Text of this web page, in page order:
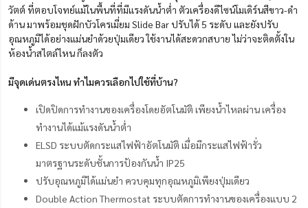
วัตต์ ที่ตอบโจทย์แม้ในพื้นที่ที่มีแรงดันน้ำต่ำ ตัวเครื่องดีไซน์โมเดิร์นสีขาว-ดำ
ด้าน มาพร้อมชุดฝักบัวโครเมี่ยม Slide Bar ปรับได้ 5 ระดับ และยังปรับ
อุณหภูมิได้อย่างแม่นยำด้วยปุ่มเดียว ใช้งานได้สะดวกสบายไม่ว่าจะติดตั้งใน
ห้องน้ำสไตล์ไหน ก็ลงตัว
มีจุดเด่นตรงไหน ทำไมควรเลือกไปใช้ที่บ้าน?
เปิดปิดการทำงานของเครื่องโดยอัตโนมัติ เพียงน้ำไหลผ่าน เครื่อง
ทำงานได้แม้แรงดันน้ำต่ำ
ELSD ระบบตัดกระแสไฟฟ้าอัตโนมัติ เมื่อมีกระแสไฟฟ้ารั่ว
มาตรฐานระดับชั้นการป้องกันน้ำ IP25
ปรับอุณหภูมิได้แม่นยำ ควบคุมทุกอุณหภูมิเพียงปุ่มเดียว
Double Action Thermostat ระบบตัดการทำงานของเครื่องแบบ 2